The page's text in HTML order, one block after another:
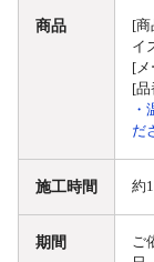
商品
[
イ
[
[
・
だ
施工時間 約
期間
ご